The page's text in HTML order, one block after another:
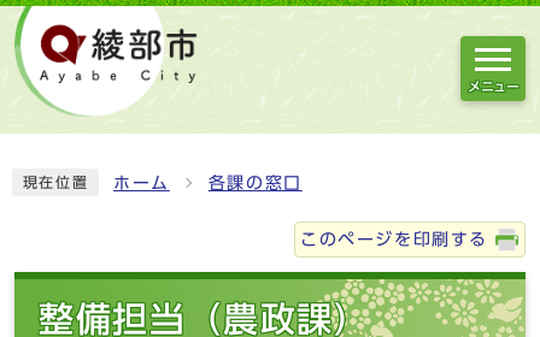
メニュー
現在位置 ホーム 各課の窓口
このページを印刷する
整備担当（農政課）